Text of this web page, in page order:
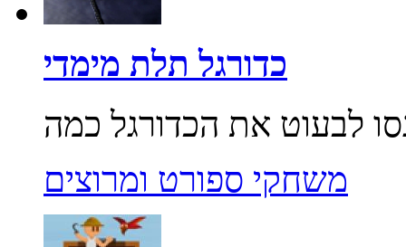
כדורגל תלת מימדי
משחקי ספורט ומרוצים